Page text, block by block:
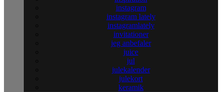
instagram
instagram lately
instagramlately
invitationer
jeg anbefaler
juice
jul
julekalender
julekort
keramik